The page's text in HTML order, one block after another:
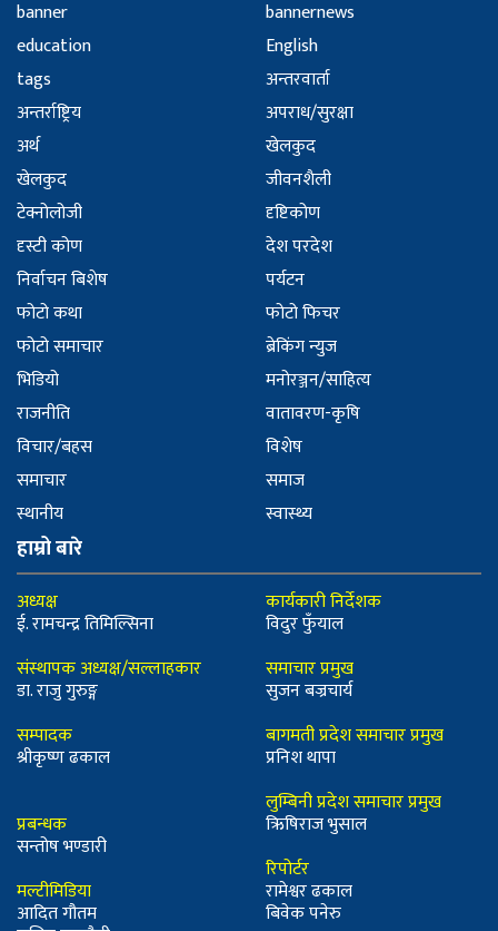
banner
bannernews
education
English
tags
अन्तरवार्ता
अन्तर्राष्ट्रिय
अपराध/सुरक्षा
अर्थ
खेलकुद
खेलकुद
जीवनशैली
टेक्नोलोजी
दृष्टिकोण
दृस्टी कोण
देश परदेश
निर्वाचन बिशेष
पर्यटन
फोटो कथा
फोटो फिचर
फोटो समाचार
ब्रेकिंग न्युज
भिडियो
मनोरञ्जन/साहित्य
राजनीति
वातावरण-कृषि
विचार/बहस
विशेष
समाचार
समाज
स्थानीय
स्वास्थ्य
हाम्रो बारे
अध्यक्ष
ई. रामचन्द्र तिमिल्सिना
संस्थापक अध्यक्ष/सल्लाहकार
डा. राजु गुरुङ्ग
सम्पादक
श्रीकृष्ण ढकाल
प्रबन्धक
सन्तोष भण्डारी
मल्टीमिडिया
आदित गौतम
कार्यकारी निर्देशक
विदुर फुँयाल
समाचार प्रमुख
सुजन बज्रचार्य
बागमती प्रदेश समाचार प्रमुख
प्रनिश थापा
लुम्बिनी प्रदेश समाचार प्रमुख
ऋिषिराज भुसाल
रिपोर्टर
रामेश्वर ढकाल
बिवेक पनेरु